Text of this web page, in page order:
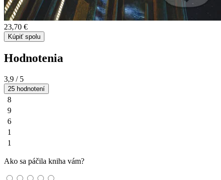
23,70 €
Kúpiť spolu
Hodnotenia
3,9 / 5
25 hodnotení
8
9
6
1
1
Ako sa páčila kniha vám?